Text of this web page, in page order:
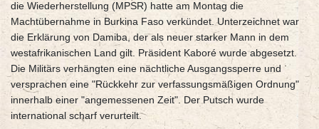
die Wiederherstellung (MPSR) hatte am Montag die
Machtübernahme in Burkina Faso verkündet. Unterzeichnet war
die Erklärung von Damiba, der als neuer starker Mann in dem
westafrikanischen Land gilt. Präsident Kaboré wurde abgesetzt.
Die Militärs verhängten eine nächtliche Ausgangssperre und
versprachen eine "Rückkehr zur verfassungsmäßigen Ordnung"
innerhalb einer "angemessenen Zeit". Der Putsch wurde
international scharf verurteilt.